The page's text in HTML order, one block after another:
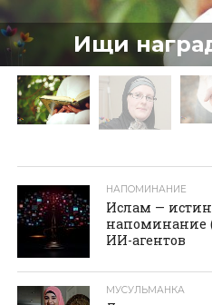
Ищи
НАПОМИНАНИЕ
Ислам —
напоминание
ИИ-агентов
МУСУЛЬМАНКА